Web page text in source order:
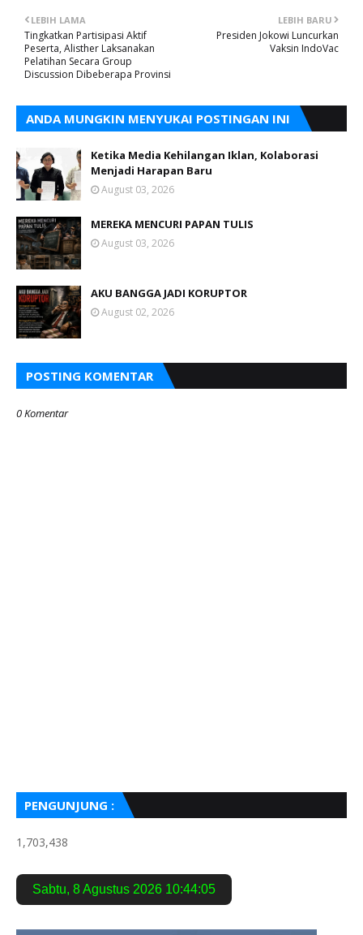
LEBIH BARU
Presiden Jokowi Luncurkan
Vaksin IndoVac
LEBIH LAMA
Tingkatkan Partisipasi Aktif
Peserta, Alisther Laksanakan
Pelatihan Secara Group
Discussion Dibeberapa Provinsi
ANDA MUNGKIN MENYUKAI POSTINGAN INI
Ketika Media Kehilangan Iklan, Kolaborasi
Menjadi Harapan Baru
August 03, 2026
MEREKA MENCURI PAPAN TULIS
August 03, 2026
AKU BANGGA JADI KORUPTOR
August 02, 2026
POSTING KOMENTAR
0 Komentar
PENGUNJUNG :
1,703,438
Sabtu, 8 Agustus 2026 10:44:06